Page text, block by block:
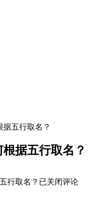
五行取名？
据五行取名？
行取名？ 已关闭评论